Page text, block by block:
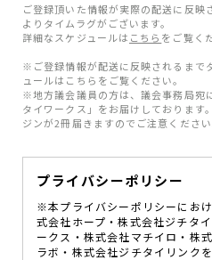
ご登録頂いた情報が実際の配送に反映
よりタイムラグがございます。
詳細なスケジュールは こちら をご覧く
※ご登録情報が配送に反映されるまで
ュールはこちらをご覧ください。
※地方議会議員の方は、議会事務局宛
タイワークス」をお届けしております
ジンが2冊届きますのでご注意ください
プライバシーポリシー
※本プライバシーポリシーにお
式会社ホープ・株式会社ジチタ
ークス・株式会社マチイロ・株
ラボ・株式会社ジチタイリンク